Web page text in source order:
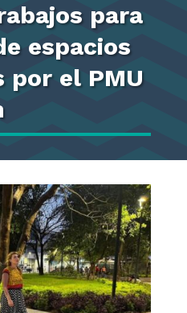
para
espacios
por el PMU